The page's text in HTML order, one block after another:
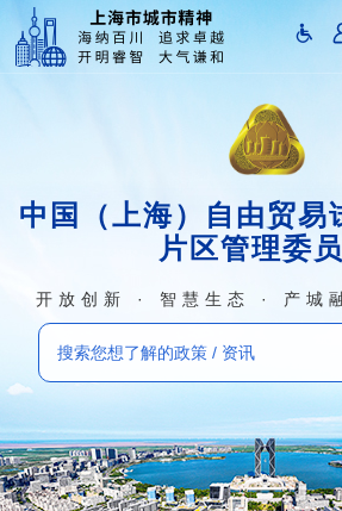
中国（上海）自由贸易
片区管理委
开放创新 · 智慧生态 · 产城